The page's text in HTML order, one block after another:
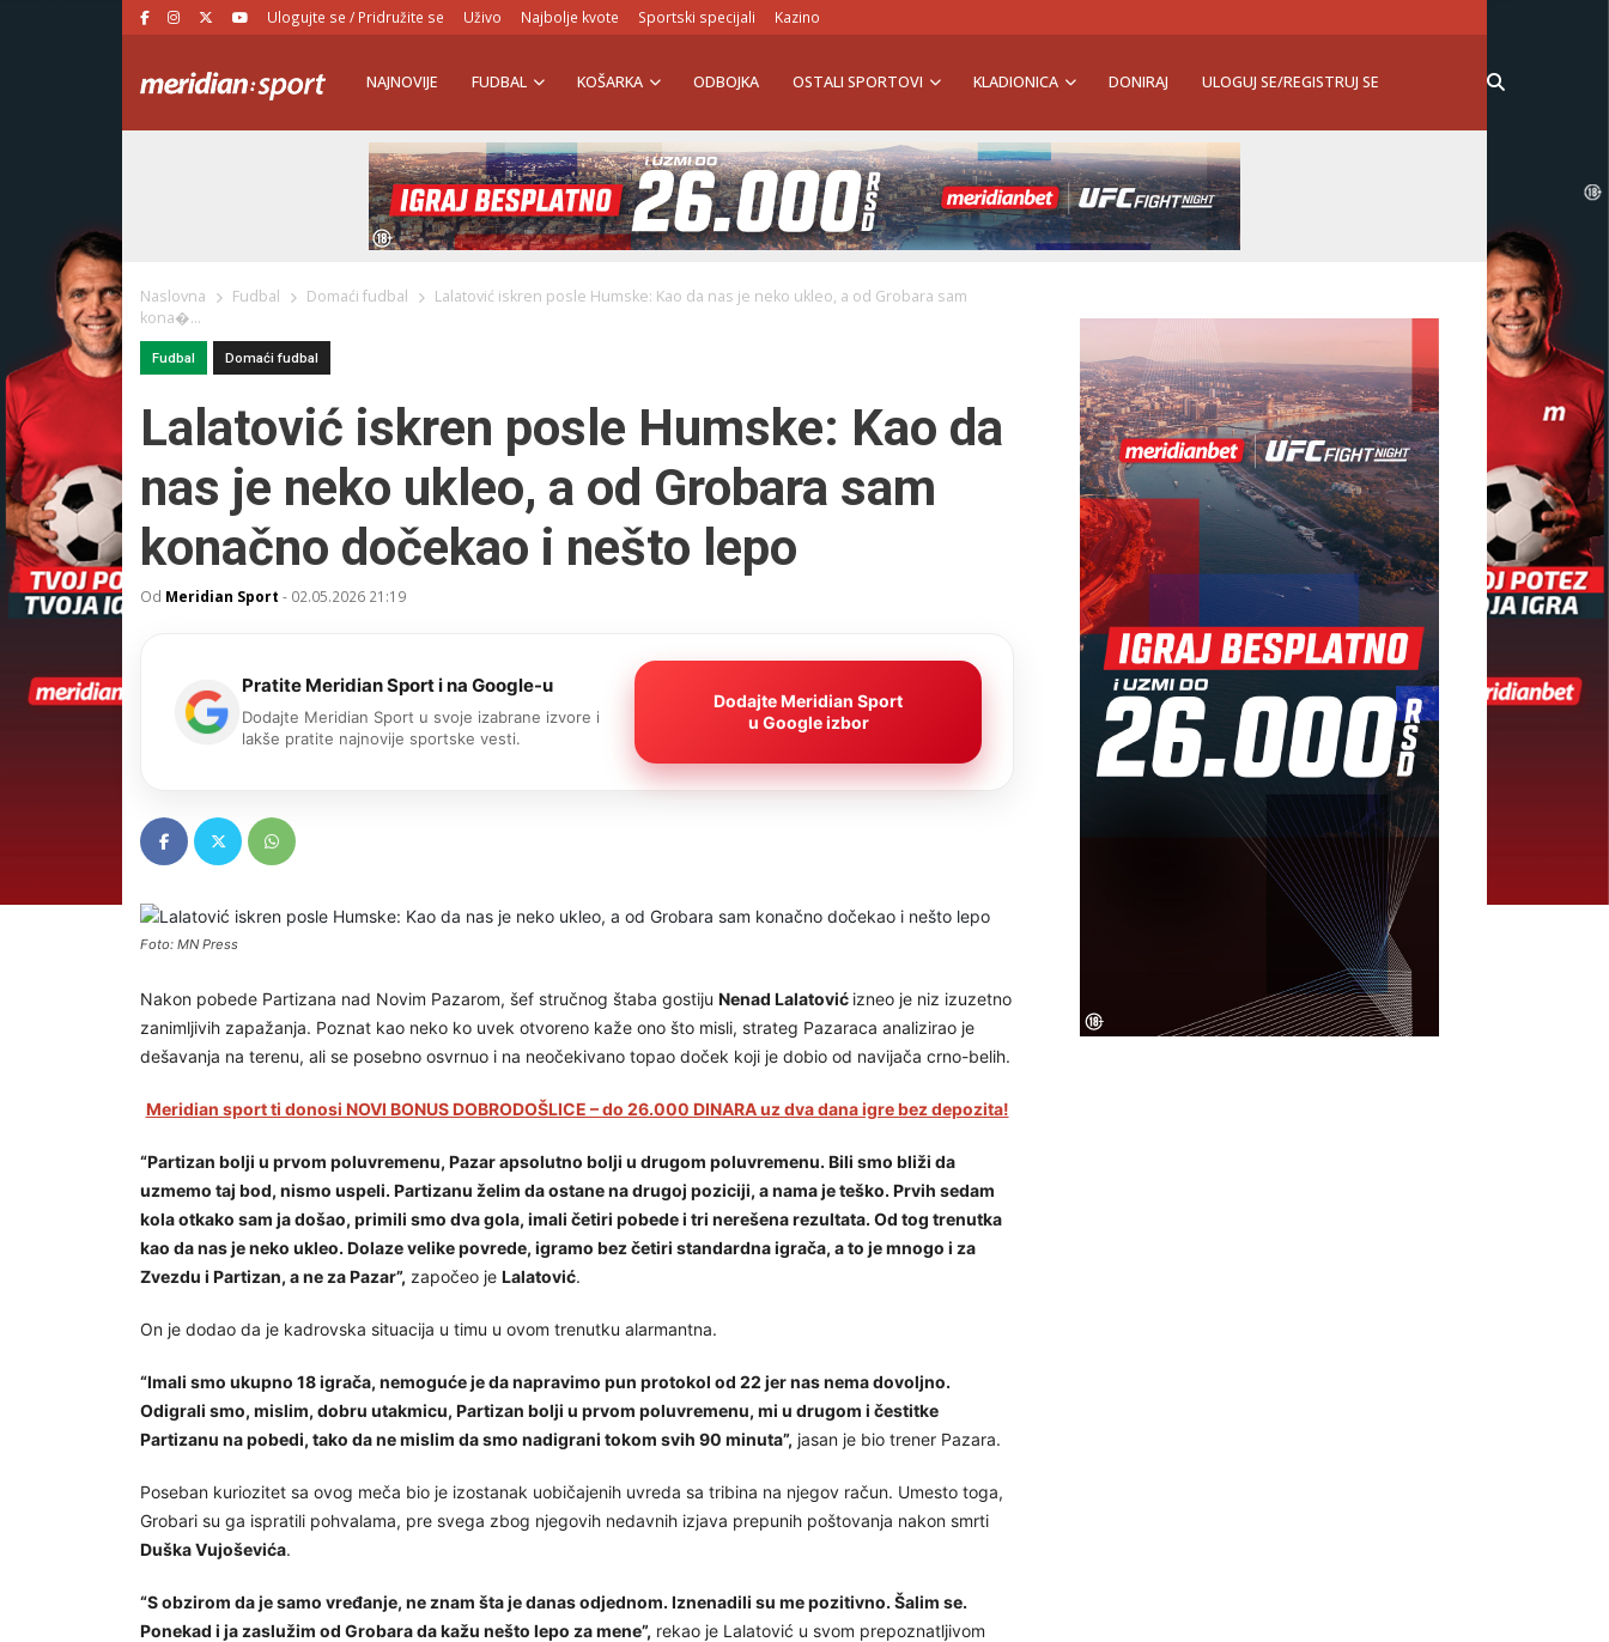
Ulogujte se / Pridružite se Uživo Najbolje kvote Sportski specijali Kazino
NAJNOVIJE FUDBAL KOŠARKA ODBOJKA OSTALI SPORTOVI KLADIONICA DONIRAJ ULOGUJ SE/REGISTRUJ SE
Naslovna Fudbal Domaći fudbal
Lalatović iskren posle Humske: Kao da nas je neko ukleo, a od Grobara sam
kona�...
Fudbal Domaći fudbal
Lalatović iskren posle Humske: Kao da
nas je neko ukleo, a od Grobara sam
konačno dočekao i nešto lepo
Od Meridian Sport - 02.05.2026 21:19
Pratite Meridian Sport i na Google-u
Dodajte Meridian Sport u svoje izabrane izvore i
lakše pratite najnovije sportske vesti.
Dodajte Meridian Sport
u Google izbor
Foto: MN Press
Nakon pobede Partizana nad Novim Pazarom, šef stručnog štaba gostiju Nenad Lalatović izneo je niz izuzetno
zanimljivih zapažanja. Poznat kao neko ko uvek otvoreno kaže ono što misli, strateg Pazaraca analizirao je
dešavanja na terenu, ali se posebno osvrnuo i na neočekivano topao doček koji je dobio od navijača crno-belih.
Meridian sport ti donosi NOVI BONUS DOBRODOŠLICE – do 26.000 DINARA uz dva dana igre bez depozita!
“Partizan bolji u prvom poluvremenu, Pazar apsolutno bolji u drugom poluvremenu. Bili smo bliži da
uzmemo taj bod, nismo uspeli. Partizanu želim da ostane na drugoj poziciji, a nama je teško. Prvih sedam
kola otkako sam ja došao, primili smo dva gola, imali četiri pobede i tri nerešena rezultata. Od tog trenutka
kao da nas je neko ukleo. Dolaze velike povrede, igramo bez četiri standardna igrača, a to je mnogo i za
Zvezdu i Partizan, a ne za Pazar”, započeo je Lalatović.
On je dodao da je kadrovska situacija u timu u ovom trenutku alarmantna.
“Imali smo ukupno 18 igrača, nemoguće je da napravimo pun protokol od 22 jer nas nema dovoljno.
Odigrali smo, mislim, dobru utakmicu, Partizan bolji u prvom poluvremenu, mi u drugom i čestitke
Partizanu na pobedi, tako da ne mislim da smo nadigrani tokom svih 90 minuta”, jasan je bio trener Pazara.
Poseban kuriozitet sa ovog meča bio je izostanak uobičajenih uvreda sa tribina na njegov račun. Umesto toga,
Grobari su ga ispratili pohvalama, pre svega zbog njegovih nedavnih izjava prepunih poštovanja nakon smrti
Duška Vujoševića.
“S obzirom da je samo vređanje, ne znam šta je danas odjednom. Iznenadili su me pozitivno. Šalim se.
Ponekad i ja zaslužim od Grobara da kažu nešto lepo za mene”, rekao je Lalatović u svom prepoznatljivom